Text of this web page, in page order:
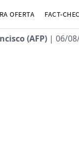
OFERTA FACT-
(AFP)| 06/08/